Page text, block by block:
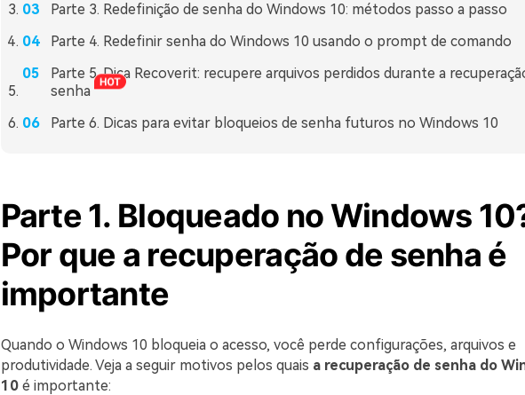
Parte 3. Redefinição de senha do Windows 10: métodos passo a passo
Parte 4. Redefinir senha do Windows 10 usando o prompt de comando
Parte 5. Dica Recoverit: recupere arquivos perdidos durante a
senha
Parte 6. Dicas para evitar bloqueios de senha futuros no Windows 10
Parte 1. Bloqueado no Windows
Por que a recuperação de senha é
importante
Quando o Windows 10 bloqueia o acesso, você perde configurações, arquivos e
produtividade. Veja a seguir motivos pelos quais a recuperação de senha do
10é importante: